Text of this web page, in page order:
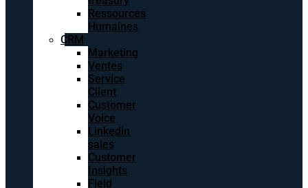
Ressources
Humaines
CRM
Marketing
Ventes
Service
Client
Customer
Voice
Linkedin
sales
Customer
Insights
Field